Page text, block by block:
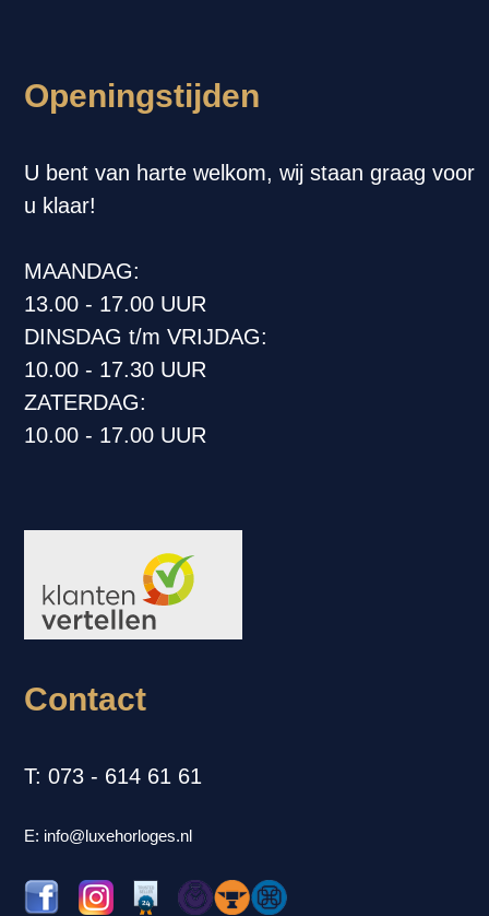
Openingstijden
U bent van harte welkom, wij staan graag voor
u klaar!
MAANDAG:
13.00 - 17.00 UUR
DINSDAG t/m VRIJDAG:
10.00 - 17.30 UUR
ZATERDAG:
10.00 - 17.00 UUR
Contact
T: 073 - 614 61 61
E: info@luxehorloges.nl